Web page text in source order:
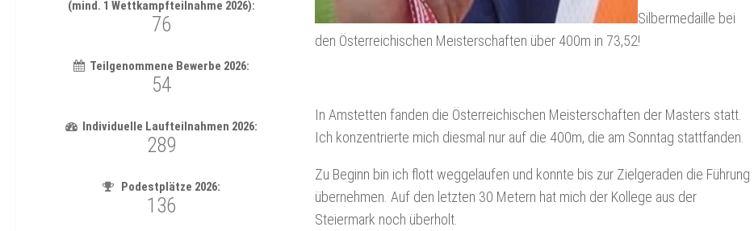
Silbermedaille bei
den Österreichischen Meisterschaften über 400m in 73,52!
In Amstetten fanden die Österreichischen Meisterschaften der Masters statt.
Ich konzentrierte mich diesmal nur auf die 400m, die am Sonntag stattfanden.
Zu Beginn bin ich flott weggelaufen und konnte bis zur Zielgeraden die Führung
übernehmen. Auf den letzten 30 Metern hat mich der Kollege aus der
Steiermark noch überholt.